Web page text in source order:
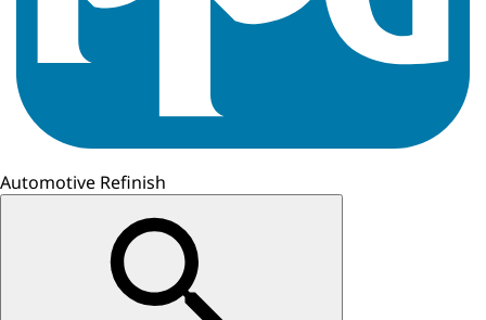
Automotive Refinish